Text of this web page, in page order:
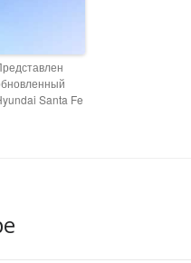
Santa Fe